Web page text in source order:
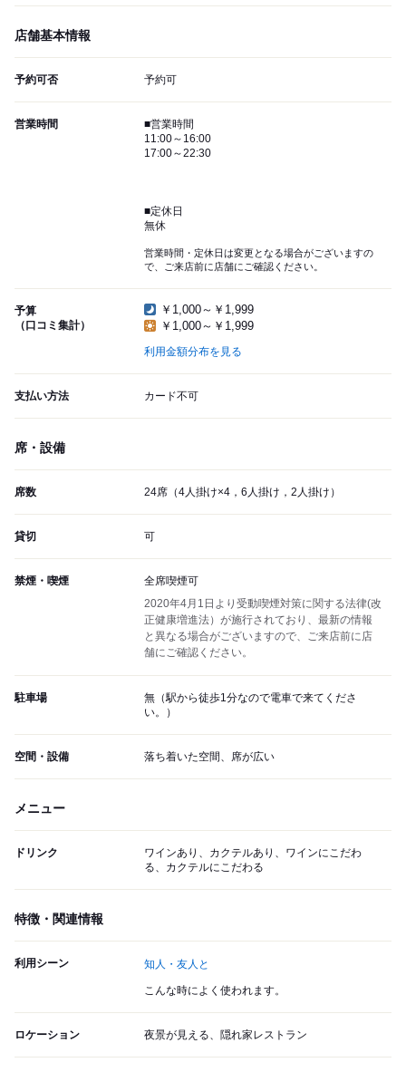
店舗基本情報
予約可否 予約可
営業時間
■営業時間
11:00～16:00
17:00～22:30
■定休日
無休
営業時間・定休日は変更となる場合がございますの
で、ご来店前に店舗にご確認ください。
予算
（口コミ集計）
￥1,000～￥1,999
￥1,000～￥1,999
利用金額分布を見る
支払い方法 カード不可
席・設備
席数 24席（4人掛け×4，6人掛け，2人掛け）
貸切 可
禁煙・喫煙
全席喫煙可
2020年4月1日より受動喫煙対策に関する法律(改
正健康増進法）が施行されており、最新の情報
と異なる場合がございますので、ご来店前に店
舗にご確認ください。
駐車場
無（駅から徒歩1分なので電車で来てくださ
い。）
空間・設備 落ち着いた空間、席が広い
メニュー
ドリンク
ワインあり、カクテルあり、ワインにこだわ
る、カクテルにこだわる
特徴・関連情報
利用シーン 知人・友人と
こんな時によく使われます。
ロケーション 夜景が見える、隠れ家レストラン